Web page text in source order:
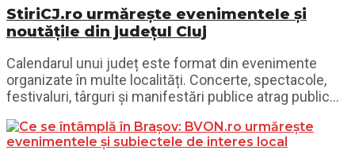
StiriCJ.ro urmărește evenimentele și
noutățile din județul Cluj
Calendarul unui județ este format din evenimente
organizate în multe localități. Concerte, spectacole,
festivaluri, târguri și manifestări publice atrag public...